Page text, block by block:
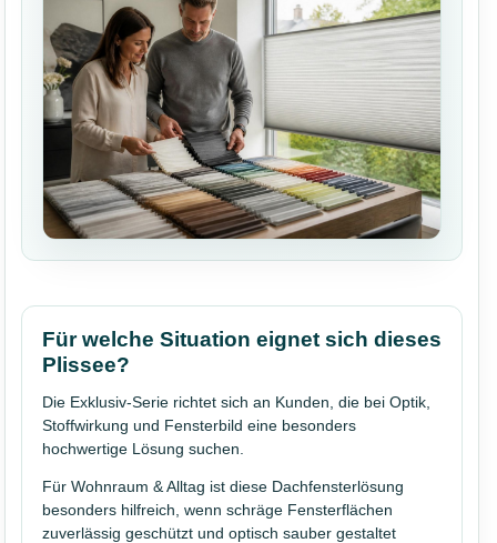
Für welche Situation eignet sich dieses
Plissee?
Die Exklusiv-Serie richtet sich an Kunden, die bei Optik,
Stoffwirkung und Fensterbild eine besonders
hochwertige Lösung suchen.
Für Wohnraum & Alltag ist diese Dachfensterlösung
besonders hilfreich, wenn schräge Fensterflächen
zuverlässig geschützt und optisch sauber gestaltet